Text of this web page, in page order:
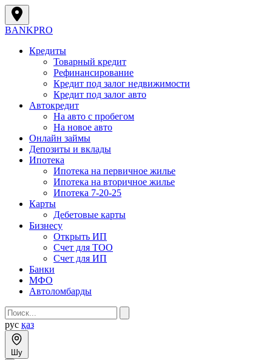
BANKPRO
Кредиты
Товарный кредит
Рефинансирование
Кредит под залог недвижимости
Кредит под залог авто
Автокредит
На авто с пробегом
На новое авто
Онлайн займы
Депозиты и вклады
Ипотека
Ипотека на первичное жилье
Ипотека на вторичное жилье
Ипотека 7-20-25
Карты
Дебетовые карты
Бизнесу
Открыть ИП
Cчет для ТОО
Счет для ИП
Банки
МФО
Автоломбарды
рус қаз
Шу